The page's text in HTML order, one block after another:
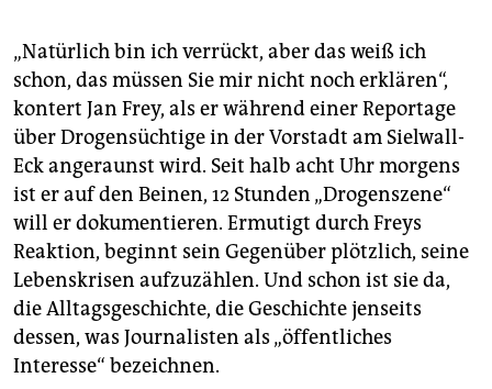
verlag
verlag
veranstaltungen
shop
fragen & hilfe
unterstützen
abo
genossenschaft
„Natürlich bin ich verrückt, aber das weiß ich
schon, das müssen Sie mir nicht noch erklären“,
kontert Jan Frey, als er während einer Reportage
über Drogensüchtige in der Vorstadt am Sielwall-
Eck angeraunst wird. Seit halb acht Uhr morgens
ist er auf den Beinen, 12 Stunden „Drogenszene“
will er dokumentieren. Ermutigt durch Freys
Reaktion, beginnt sein Gegenüber plötzlich, seine
Lebenskrisen aufzuzählen. Und schon ist sie da,
die Alltagsgeschichte, die Geschichte jenseits
dessen, was Journalisten als „öffentliches
Interesse“ bezeichnen.